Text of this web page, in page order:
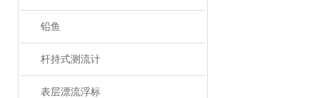
铅鱼
杆持式测流计
表层漂流浮标